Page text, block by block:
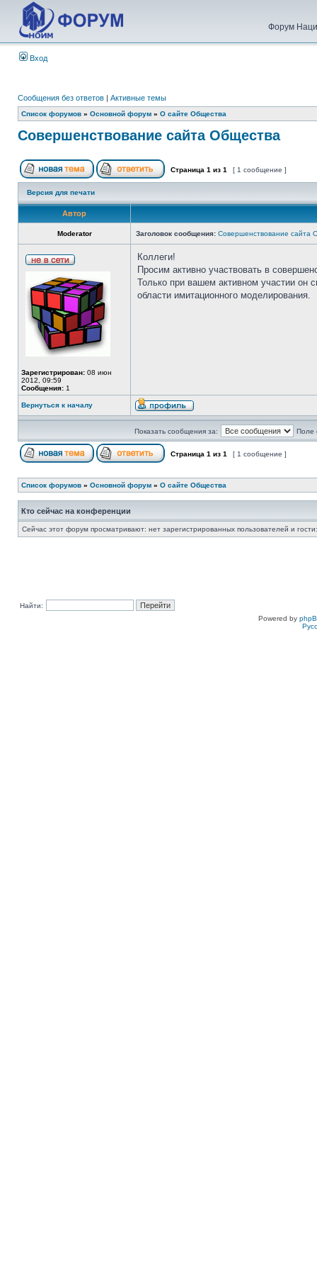
Форум
Вход
Сообщения без ответов | Активные темы
Список форумов » Основной форум » О сайте Общества
Совершенствование сайта Общества
Страница 1 из 1 [ 1 сообщение ]
Версия для печати
Автор
Moderator Заголовок сообщения: Совершенствование сайта
Зарегистрирован: 08 июн
2012, 09:59
Сообщения: 1
Коллеги!
Просим активно участвовать в
Только при вашем активном участии он
области имитационного моделирования.
Вернуться к началу
Показать сообщения за: Поле
Страница 1 из 1 [ 1 сообщение ]
Список форумов » Основной форум » О сайте Общества
Кто сейчас на конференции
Сейчас этот форум просматривают: нет зарегистрированных пользователей и
Найти:
Powered by